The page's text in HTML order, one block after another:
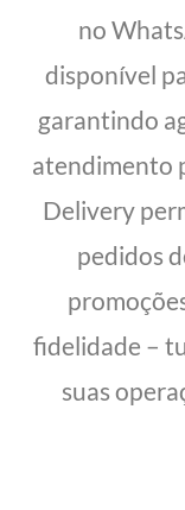
no
disponível
garantindo
atendimento
Delivery
pedidos
fidelidade –
suas